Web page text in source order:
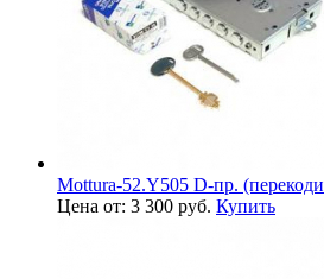
Mottura-52.Y505 D-пр.
Цена от: 3 300 руб. Купить